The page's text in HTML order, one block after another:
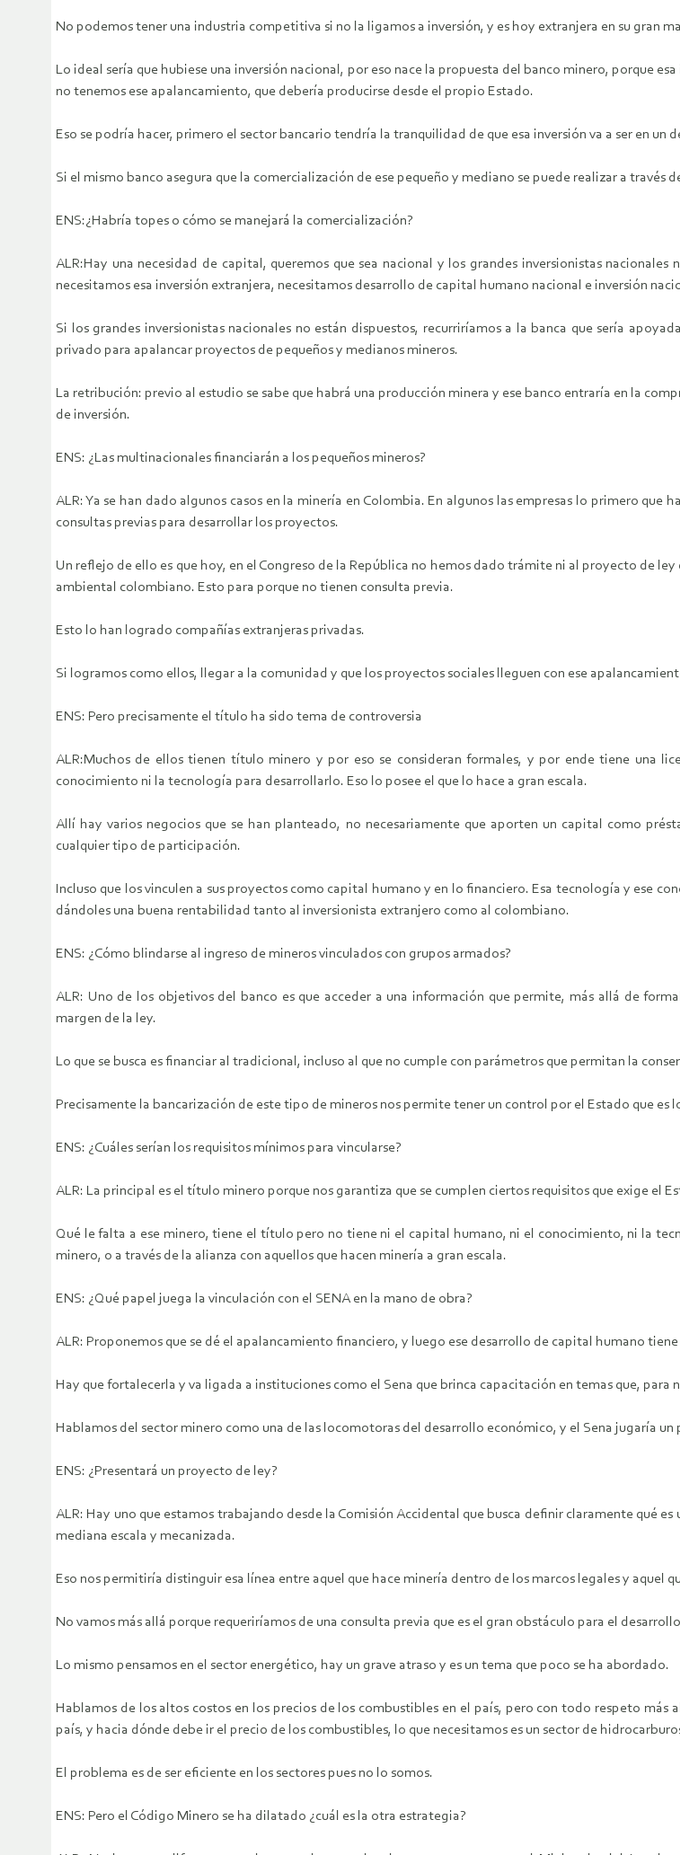
No podemos tener una industria competitiva si no la ligamos a inversión, y es hoy extranjera en su gran
Lo ideal sería que hubiese una inversión nacional, por eso nace la propuesta del banco minero, porque
no tenemos ese apalancamiento, que debería producirse desde el propio Estado.
Eso se podría hacer, primero el sector bancario tendría la tranquilidad de que esa inversión va a ser en
Si el mismo banco asegura que la comercialización de ese pequeño y mediano se puede realizar a
ENS:¿Habría topes o cómo se manejará la comercialización?
ALR:Hay una necesidad de capital, queremos que sea nacional y los grandes inversionistas
necesitamos esa inversión extranjera, necesitamos desarrollo de capital humano nacional e inversión
Si los grandes inversionistas nacionales no están dispuestos, recurriríamos a la banca que sería
privado para apalancar proyectos de pequeños y medianos mineros.
La retribución: previo al estudio se sabe que habrá una producción minera y ese banco entraría en la
de inversión.
ENS: ¿Las multinacionales financiarán a los pequeños mineros?
ALR: Ya se han dado algunos casos en la minería en Colombia. En algunos las empresas lo primero que
consultas previas para desarrollar los proyectos.
Un reflejo de ello es que hoy, en el Congreso de la República no hemos dado trámite ni al proyecto de
ambiental colombiano. Esto para porque no tienen consulta previa.
Esto lo han logrado compañías extranjeras privadas.
Si logramos como ellos, llegar a la comunidad y que los proyectos sociales lleguen con ese
ENS: Pero precisamente el título ha sido tema de controversia
ALR:Muchos de ellos tienen título minero y por eso se consideran formales, y por ende tiene una
conocimiento ni la tecnología para desarrollarlo. Eso lo posee el que lo hace a gran escala.
Allí hay varios negocios que se han planteado, no necesariamente que aporten un capital como
cualquier tipo de participación.
Incluso que los vinculen a sus proyectos como capital humano y en lo financiero. Esa tecnología y ese
dándoles una buena rentabilidad tanto al inversionista extranjero como al colombiano.
ENS: ¿Cómo blindarse al ingreso de mineros vinculados con grupos armados?
ALR: Uno de los objetivos del banco es que acceder a una información que permite, más allá de
margen de la ley.
Lo que se busca es financiar al tradicional, incluso al que no cumple con parámetros que permitan la
Precisamente la bancarización de este tipo de mineros nos permite tener un control por el Estado que es
ENS: ¿Cuáles serían los requisitos mínimos para vincularse?
ALR: La principal es el título minero porque nos garantiza que se cumplen ciertos requisitos que exige el
Qué le falta a ese minero, tiene el título pero no tiene ni el capital humano, ni el conocimiento, ni la
minero, o a través de la alianza con aquellos que hacen minería a gran escala.
ENS: ¿Qué papel juega la vinculación con el SENA en la mano de obra?
ALR: Proponemos que se dé el apalancamiento financiero, y luego ese desarrollo de capital humano
Hay que fortalecerla y va ligada a instituciones como el Sena que brinca capacitación en temas que,
Hablamos del sector minero como una de las locomotoras del desarrollo económico, y el Sena jugaría
ENS: ¿Presentará un proyecto de ley?
ALR: Hay uno que estamos trabajando desde la Comisión Accidental que busca definir claramente qué
mediana escala y mecanizada.
Eso nos permitiría distinguir esa línea entre aquel que hace minería dentro de los marcos legales y aquel
No vamos más allá porque requeriríamos de una consulta previa que es el gran obstáculo para el
Lo mismo pensamos en el sector energético, hay un grave atraso y es un tema que poco se ha abordado.
Hablamos de los altos costos en los precios de los combustibles en el país, pero con todo respeto más
país, y hacia dónde debe ir el precio de los combustibles, lo que necesitamos es un sector de
El problema es de ser eficiente en los sectores pues no lo somos.
ENS: Pero el Código Minero se ha dilatado ¿cuál es la otra estrategia?